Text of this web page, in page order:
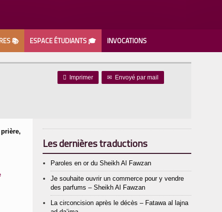
📚 ESPACE ÉTUDIANTS 🎓 INVOCATIONS
 Imprimer ✉ Envoyé par mail
Les dernières traductions
Paroles en or du Sheikh Al Fawzan
Je souhaite ouvrir un commerce pour y vendre
des parfums – Sheikh Al Fawzan
La circoncision après le décès – Fatawa al lajna